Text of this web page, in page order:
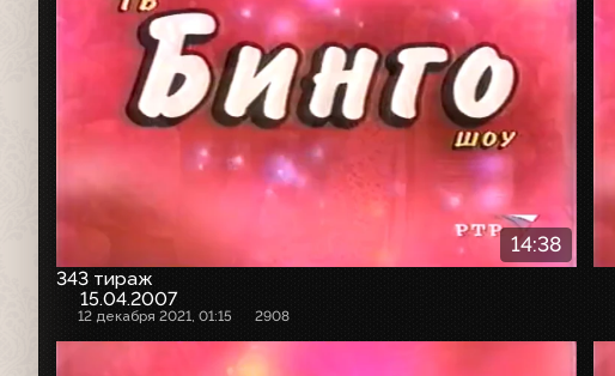
14:38
343 тираж
15.04.2007
12 декабря 2021, 01:15 2908